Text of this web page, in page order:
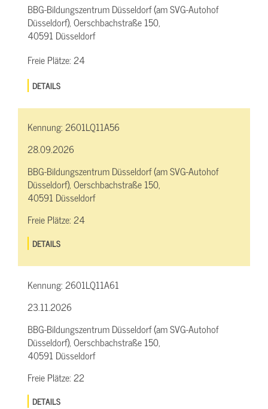
BBG-Bildungszentrum Düsseldorf (am SVG-Autohof
Düsseldorf), Oerschbachstraße 150,
40591 Düsseldorf
Freie Plätze:24
DETAILS
Kennung:2601LQ11A56
28.09.2026
BBG-Bildungszentrum Düsseldorf (am SVG-Autohof
Düsseldorf), Oerschbachstraße 150,
40591 Düsseldorf
Freie Plätze:24
DETAILS
Kennung:2601LQ11A61
23.11.2026
BBG-Bildungszentrum Düsseldorf (am SVG-Autohof
Düsseldorf), Oerschbachstraße 150,
40591 Düsseldorf
Freie Plätze:22
DETAILS